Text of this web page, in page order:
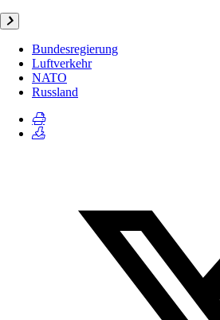
Bundesregierung
Luftverkehr
NATO
Russland